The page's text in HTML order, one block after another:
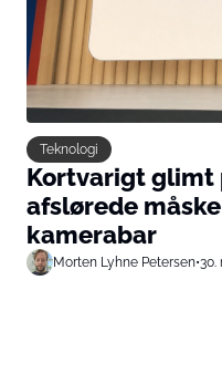
Teknologi
Kortvarigt glimt
afslørede
kamerabar
Morten Lyhne Petersen•30.